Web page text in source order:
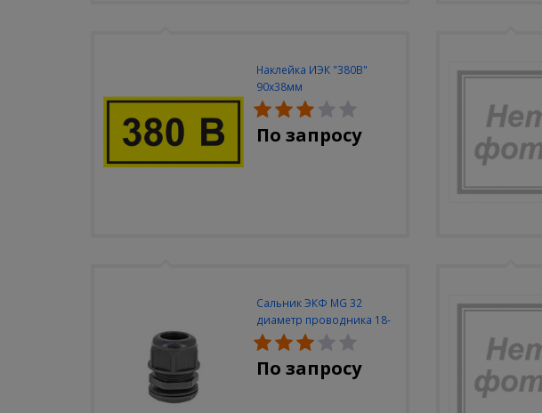
Наклейка ИЭК "380В"
90х38мм
По запросу
Сальник ЭКФ MG 32
диаметр проводника 18-
25мм IP68
По запросу